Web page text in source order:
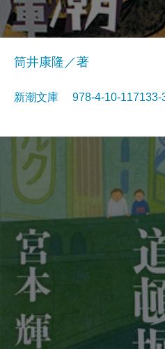
筒井康隆／著
新潮文庫 978-4-10-